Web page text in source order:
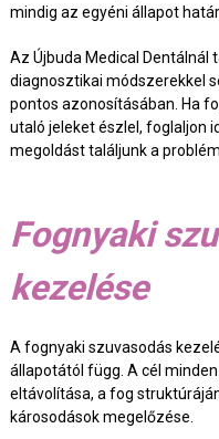
mindig az egyéni állapot
Az Újbuda Medical
diagnosztikai módszerekkel
pontos azonosításában. Ha
utaló jeleket észlel, foglaljon
megoldást találjunk a
Fognyaki
kezelése
A fognyaki szuvasodás
állapotától függ. A cél
eltávolítása, a fog
károsodások megelőzése.